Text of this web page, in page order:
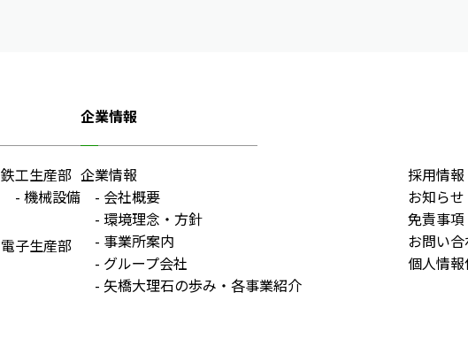
鉄工生産部
機械設備
電子生産部
企業情報
企業情報
会社概要
環境理念・方針
事業所案内
グループ会社
矢橋大理石の歩み・各事業紹介
採用情報
お知らせ
免責事項
お問い
個人情